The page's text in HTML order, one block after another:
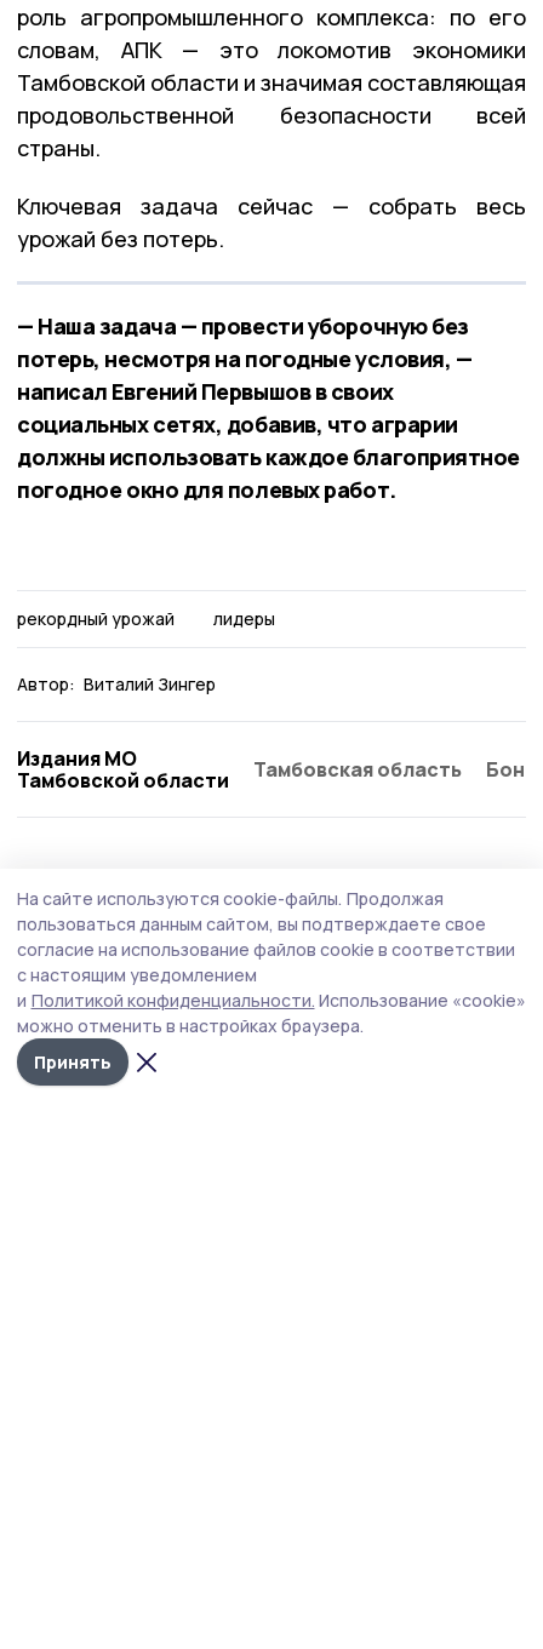
роль агропромышленного комплекса: по его
словам, АПК — это локомотив экономики
Тамбовской области и значимая составляющая
продовольственной безопасности всей
страны.
Ключевая задача сейчас — собрать весь
урожай без потерь.
— Наша задача — провести уборочную без
потерь, несмотря на погодные условия, —
написал Евгений Первышов в своих
социальных сетях, добавив, что аграрии
должны использовать каждое благоприятное
погодное окно для полевых работ.
рекордный урожай лидеры
Автор: Виталий Зингер
Издания МО
Тамбовской области
Тамбовская область
Вишнёвый сезон в Жердевском округе
отметился хорошим урожаем
ОАО «Плодопитомник «Жердевский» делает ставку на
сплочённый коллектив и новые технологии.
На сайте используются cookie-файлы. Продолжая
пользоваться данным сайтом, вы подтверждаете свое
согласие на использование файлов cookie в соответствии
с настоящим уведомлением
и Политикой конфиденциальности. Использование «cookie»
можно отменить в настройках браузера.
Принять